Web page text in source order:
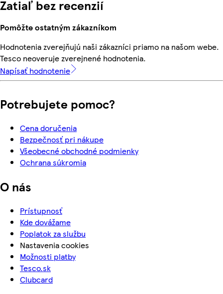
Zatiaľ bez recenzií
Pomôžte ostatným zákazníkom
Hodnotenia zverejňujú naši zákazníci priamo na našom webe.
Tesco neoveruje zverejnené hodnotenia.
Napísať hodnotenie
Potrebujete pomoc?
Cena doručenia
Bezpečnosť pri nákupe
Všeobecné obchodné podmienky
Ochrana súkromia
O nás
Prístupnosť
Kde dovážame
Poplatok za službu
Nastavenia cookies
Možnosti platby
Tesco.sk
Clubcard